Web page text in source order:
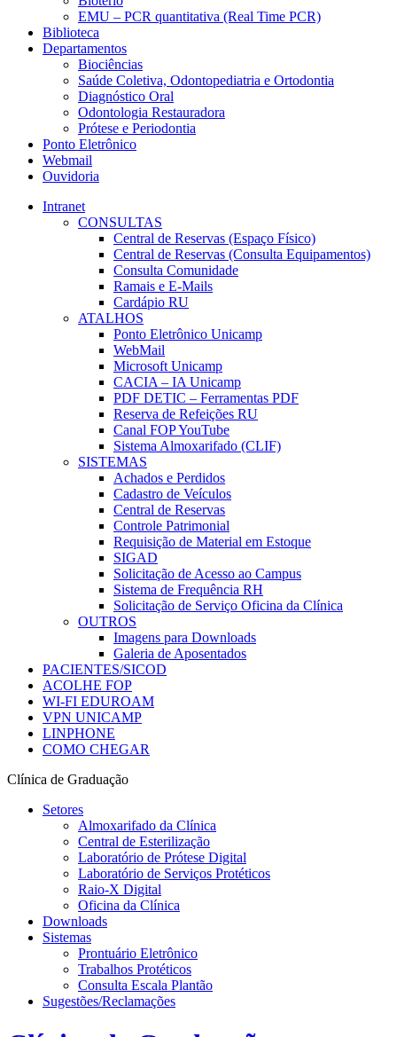
EMU – PCR quantitativa (Real Time PCR)
Biblioteca
Departamentos
Biociências
Saúde Coletiva, Odontopediatria e Ortodontia
Diagnóstico Oral
Odontologia Restauradora
Prótese e Periodontia
Ponto Eletrônico
Webmail
Ouvidoria
Intranet
CONSULTAS
Central de Reservas (Espaço Físico)
Central de Reservas (Consulta Equipamentos)
Consulta Comunidade
Ramais e E-Mails
Cardápio RU
ATALHOS
Ponto Eletrônico Unicamp
WebMail
Microsoft Unicamp
CACIA – IA Unicamp
PDF DETIC – Ferramentas PDF
Reserva de Refeições RU
Canal FOP YouTube
Sistema Almoxarifado (CLIF)
SISTEMAS
Achados e Perdidos
Cadastro de Veículos
Central de Reservas
Controle Patrimonial
Requisição de Material em Estoque
SIGAD
Solicitação de Acesso ao Campus
Sistema de Frequência RH
Solicitação de Serviço Oficina da Clínica
OUTROS
Imagens para Downloads
Galeria de Aposentados
PACIENTES/SICOD
ACOLHE FOP
WI-FI EDUROAM
VPN UNICAMP
LINPHONE
COMO CHEGAR
Clínica de Graduação
Setores
Almoxarifado da Clínica
Central de Esterilização
Laboratório de Prótese Digital
Laboratório de Serviços Protéticos
Raio-X Digital
Oficina da Clínica
Downloads
Sistemas
Prontuário Eletrônico
Trabalhos Protéticos
Consulta Escala Plantão
Sugestões/Reclamações